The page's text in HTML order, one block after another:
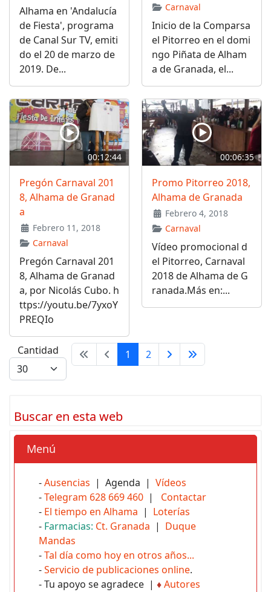
Alhama en 'Andalucía
de Fiesta', programa
de Canal Sur TV, emiti
do el 20 de marzo de
2019. De...
Carnaval
Inicio de la Comparsa
el Pitorreo en el domi
ngo Piñata de Alham
a de Granada, el...
00:12:44
Pregón Carnaval 201
8, Alhama de Granad
a
Febrero 11, 2018
Carnaval
Pregón Carnaval 201
8, Alhama de Granad
a, por Nicolás Cubo. h
ttps://youtu.be/7yxoY
PREQIo
00:06:35
Promo Pitorreo 2018,
Alhama de Granada
Febrero 4, 2018
Carnaval
Vídeo promocional d
el Pitorreo, Carnaval
2018 de Alhama de G
ranada.Más en:...
Cantidad 1 2
Buscar en esta web
Menú
-Ausencias | Agenda | Vídeos
-Telegram 628 669 460 | Contactar
- El tiempo en Alhama | Loterías
- Farmacias: Ct. Granada | Duque
Mandas
-Tal día como hoy en otros años...
-Servicio de publicaciones online.
- Tu apoyo se agradece | ♦Autores